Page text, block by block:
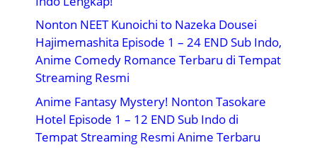
Nonton NEET Kunoichi to Nazeka Dousei
Hajimemashita Episode 1 – 24 END Sub Indo,
Anime Comedy Romance Terbaru di Tempat
Streaming Resmi
Anime Fantasy Mystery! Nonton Tasokare
Hotel Episode 1 – 12 END Sub Indo di
Tempat Streaming Resmi Anime Terbaru